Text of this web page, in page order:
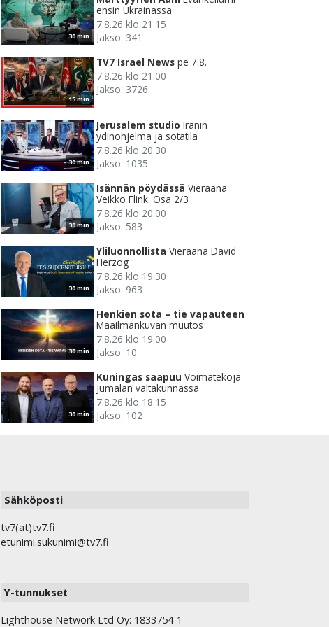
30 min
ensin Ukrainassa
7.8.26 klo 21.15
Jakso: 341
15 min
TV7 Israel News pe 7.8.
7.8.26 klo 21.00
Jakso: 3726
30 min
Jerusalem studio Iranin
ydinohjelma ja sotatila
7.8.26 klo 20.30
Jakso: 1035
30 min
Isännän pöydässä Vieraana
Veikko Flink. Osa 2/3
7.8.26 klo 20.00
Jakso: 583
30 min
Yliluonnollista Vieraana David
Herzog
7.8.26 klo 19.30
Jakso: 963
30 min
Henkien sota – tie vapauteen
Maailmankuvan muutos
7.8.26 klo 19.00
Jakso: 10
30 min
Kuningas saapuu Voimatekoja
Jumalan valtakunnassa
7.8.26 klo 18.15
Jakso: 102
Sähköposti
tv7(at)tv7.fi
etunimi.sukunimi@tv7.fi
Y-tunnukset
Lighthouse Network Ltd Oy: 1833754-1